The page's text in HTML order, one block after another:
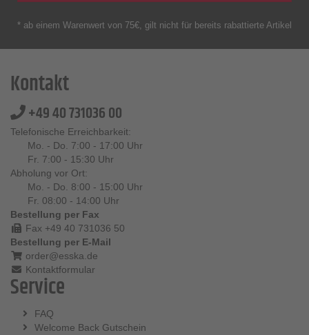
* ab einem Warenwert von 75€, gilt nicht für bereits rabattierte Artikel
Kontakt
+49 40 731036 00
Telefonische Erreichbarkeit:
Mo. - Do. 7:00 - 17:00 Uhr
Fr. 7:00 - 15:30 Uhr
Abholung vor Ort:
Mo. - Do. 8:00 - 15:00 Uhr
Fr. 08:00 - 14:00 Uhr
Bestellung per Fax
Fax +49 40 731036 50
Bestellung per E-Mail
order@esska.de
Kontaktformular
Service
FAQ
Welcome Back Gutschein